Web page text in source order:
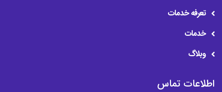
تعرفه خدمات
خدمات
وبلاگ
اطلاعات تماس